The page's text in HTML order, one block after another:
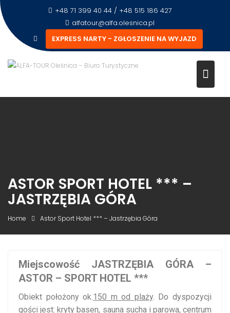
+48 71 399 40 44 / +48 515 186 427
alfatour@alfa.olesnica.pl
EXPRESS NARTY - ZGŁOSZENIE NA WYJAZD
ASTOR SPORT HOTEL *** –
JASTRZĘBIA GÓRA
Home Astor Sport Hotel *** – Jastrzębia Góra
Miejscowość JASTRZĘBIA GÓRA –
ASTOR – SPORT HOTEL ***
Obiekt położony ok.150 m od plaży. Do dyspozycji
gości jest: kryty basen, sauna sucha i parowa, centrum